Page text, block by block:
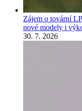
Zájem o tovární
nové modely i
30. 7. 2026